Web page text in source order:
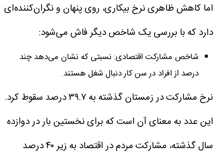
اما کاهش ظاهری نرخ بیکاری، روی پنهان و نگران‌کننده‌ای
دارد که با بررسی یک شاخص دیگر فاش می‌شود:
شاخص مشارکت اقتصادی: نسبتی که نشان می‌دهد چند
درصد از افراد در سن کار دنبال شغل هستند.
نرخ مشارکت در زمستان گذشته به ۳۹.۷ درصد سقوط کرد.
این عدد به معنای آن است که برای نخستین بار در دوازده
سال گذشته، مشارکت مردم در اقتصاد به زیر ۴۰ درصد